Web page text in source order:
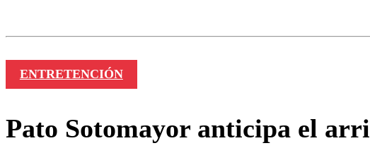
ENTRETENCIÓN
Pato Sotomayor anticipa el